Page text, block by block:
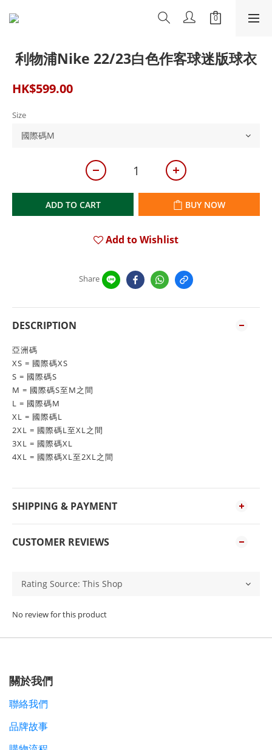
利物浦Nike 22/23白色作客球迷版球衣
HK$599.00
Size
ADD TO CART BUY NOW
Add to Wishlist
Share
DESCRIPTION
亞洲碼
XS = 國際碼XS
S = 國際碼S
M = 國際碼S至M之間
L = 國際碼M
XL = 國際碼L
2XL = 國際碼L至XL之間
3XL = 國際碼XL
4XL = 國際碼XL至2XL之間
SHIPPING & PAYMENT
CUSTOMER REVIEWS
No review for this product
關於我們
聯絡我們
品牌故事